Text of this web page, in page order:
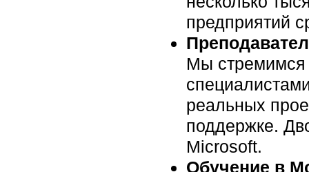
предприятий
Мы стремимся
реальных
поддержке.
Microsoft.
Обучение в